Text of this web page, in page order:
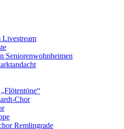
Livestream
Seniorenwohnheimen
Chor
Remlingrade